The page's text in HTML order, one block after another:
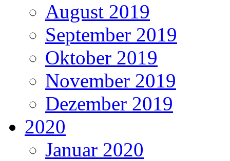
August 2019
September 2019
Oktober 2019
November 2019
Dezember 2019
2020
Januar 2020